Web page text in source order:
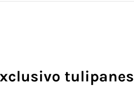
tulipanes